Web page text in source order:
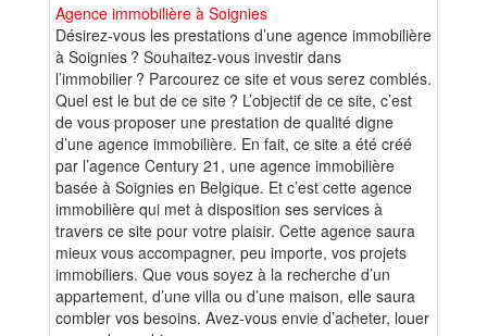
Agence immobilière à Soignies
Désirez-vous les prestations d’une agence immobilière
à Soignies ? Souhaitez-vous investir dans
l’immobilier ? Parcourez ce site et vous serez comblés.
Quel est le but de ce site ? L’objectif de ce site, c’est
de vous proposer une prestation de qualité digne
d’une agence immobilière. En fait, ce site a été créé
par l’agence Century 21, une agence immobilière
basée à Soignies en Belgique. Et c’est cette agence
immobilière qui met à disposition ses services à
travers ce site pour votre plaisir. Cette agence saura
mieux vous accompagner, peu importe, vos projets
immobiliers. Que vous soyez à la recherche d’un
appartement, d’une villa ou d’une maison, elle saura
combler vos besoins. Avez-vous envie d’acheter, louer